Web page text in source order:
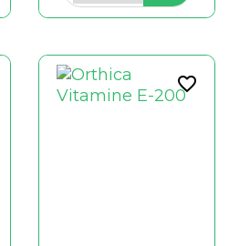
favorite_border